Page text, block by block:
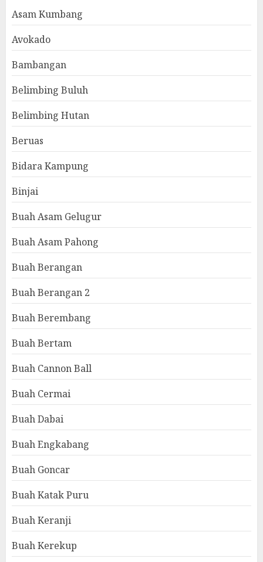
Asam Kumbang
Avokado
Bambangan
Belimbing Buluh
Belimbing Hutan
Beruas
Bidara Kampung
Binjai
Buah Asam Gelugur
Buah Asam Pahong
Buah Berangan
Buah Berangan 2
Buah Berembang
Buah Bertam
Buah Cannon Ball
Buah Cermai
Buah Dabai
Buah Engkabang
Buah Goncar
Buah Katak Puru
Buah Keranji
Buah Kerekup